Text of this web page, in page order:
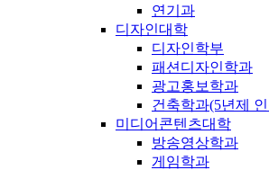
연기과
디자인대학
디자인학부
패션디자인학과
광고홍보학과
건축학과(5년제
미디어콘텐츠대학
방송영상학과
게임학과